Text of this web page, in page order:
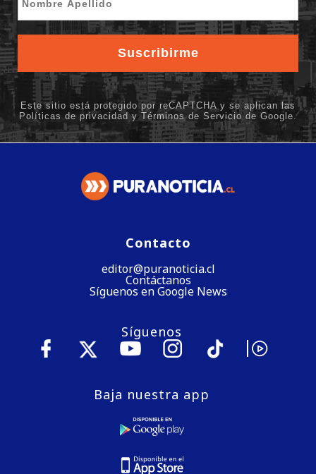
Contacto
editor@puranoticia.cl
Contáctanos
Síguenos en Google News
Síguenos
Baja nuestra app